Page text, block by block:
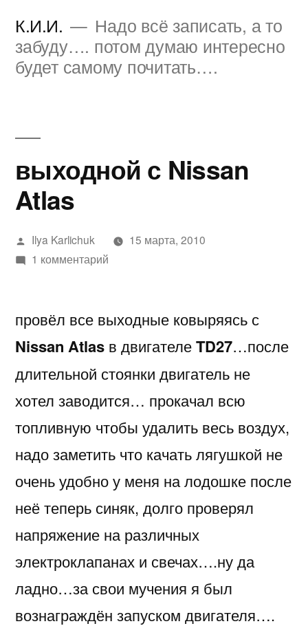
содержимому
К.И.И.
Надо всё записать, а то
забуду…. потом думаю интересно
будет самому почитать….
выходной с Nissan
Atlas
Написано
автором
Ilya Karlichuk
15 марта, 2010
1 комментарийк
с
Atlas
провёл все выходные ковыряясь с
Nissan Atlas в двигателеTD27…после
длительной стоянки двигатель не
хотел заводится… прокачал всю
топливную чтобы удалить весь воздух,
надо заметить что качать лягушкой не
очень удобно у меня на лодошке после
неё теперь синяк, долго проверял
напряжение на различных
электроклапанах и свечах….ну да
ладно…за свои мучения я был
вознаграждён запуском двигателя….